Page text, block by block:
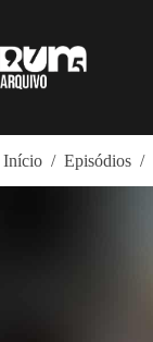
o
conteúdo
Início / Episódios /